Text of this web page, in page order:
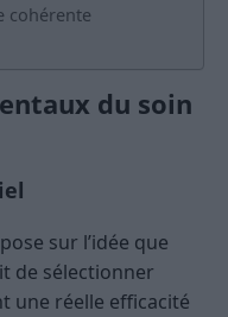
cohérente
du soin
sur l’idée que
de sélectionner
une réelle efficacité